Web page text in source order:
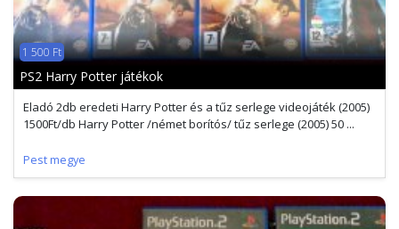
1 500 Ft
PS2 Harry Potter játékok
Eladó 2db eredeti Harry Potter és a tűz serlege videojáték (2005)
1500Ft/db Harry Potter /német borítós/ tűz serlege (2005) 50 ...
Pest megye